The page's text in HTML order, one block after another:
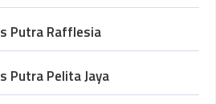
Putra Rafflesia
Putra Pelita Jaya